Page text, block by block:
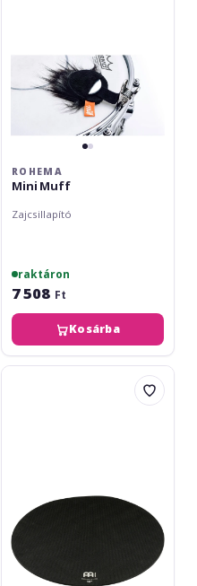
ROHEMA
Mini Muff
Zajcsillapító
raktáron
7 508 Ft
Kosárba
Meinl